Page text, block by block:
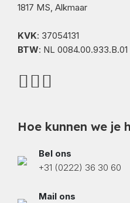
1817 MS, Alkmaar
KVK: 37054131
BTW: NL 0084.00.933.B.01
Hoe kunnen we je
Bel ons
+31 (0222) 36 30 60
Mail ons